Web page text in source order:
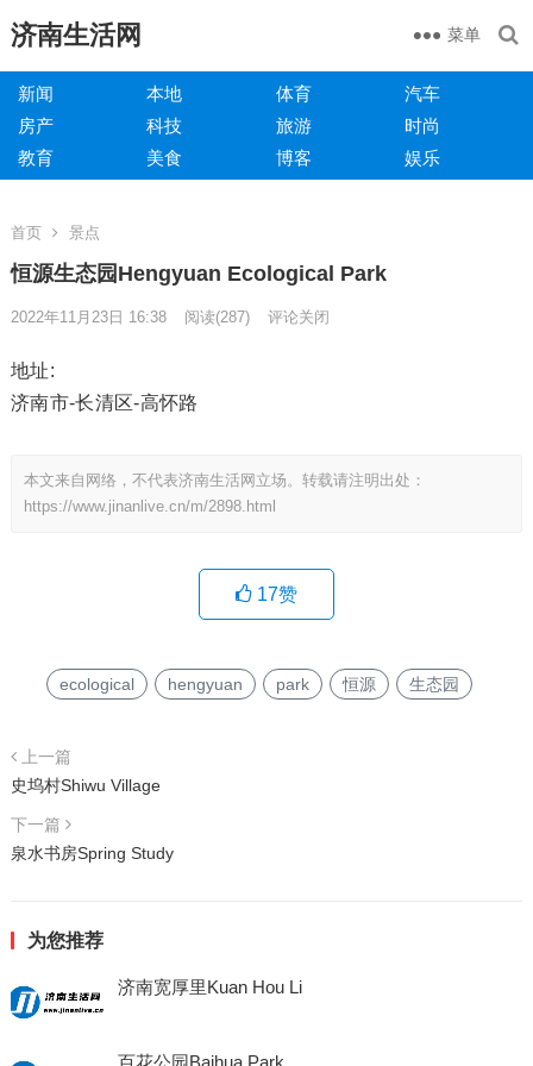
济南生活网 菜单
新闻 本地 体育
汽车
房产
科技 旅游
时尚
教育
美食 博客 娱乐
首页 景点
恒源生态园Hengyuan Ecological Park
2022年11月23日 16:38 阅读(287) 评论关闭
地址:
济南市-长清区-高怀路
本文来自网络，不代表济南生活网立场。转载请注明出处：
https://www.jinanlive.cn/m/2898.html
17赞
ecological hengyuan park 恒源 生态园
上一篇
史坞村Shiwu Village
下一篇
泉水书房Spring Study
为您推荐
济南宽厚里Kuan Hou Li
百花公园Baihua Park